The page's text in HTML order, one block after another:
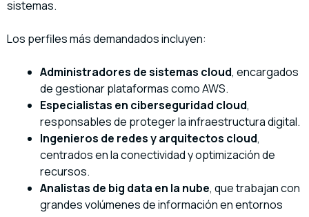
sistemas.
Los perfiles más demandados incluyen:
Administradores de sistemas cloud, encargados
de gestionar plataformas como AWS.
Especialistas en ciberseguridad cloud,
responsables de proteger la infraestructura digital.
Ingenieros de redes y arquitectos cloud,
centrados en la conectividad y optimización de
recursos.
Analistas de big data en la nube, que trabajan con
grandes volúmenes de información en entornos